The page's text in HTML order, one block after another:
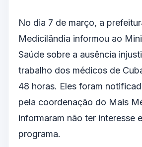
No dia 7 de março, a
Medicilândia informou ao
Saúde sobre a ausência
trabalho dos médicos de
48 horas. Eles foram
pela coordenação do Mais
informaram não ter interesse
programa.